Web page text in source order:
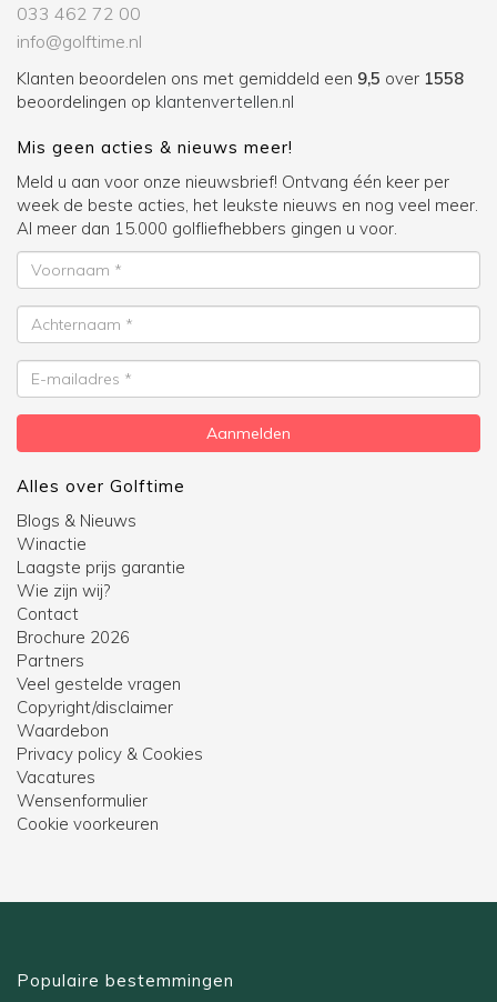
033 462 72 00
info@golftime.nl
Klanten beoordelen ons met gemiddeld een 9,5 over 1558
beoordelingen op klantenvertellen.nl
Mis geen acties & nieuws meer!
Meld u aan voor onze nieuwsbrief! Ontvang één keer per
week de beste acties, het leukste nieuws en nog veel meer.
Al meer dan 15.000 golfliefhebbers gingen u voor.
Voornaam
Achternaam
E-
mailadres
Aanmelden
Alles over Golftime
Blogs & Nieuws
Winactie
Laagste prijs garantie
Wie zijn wij?
Contact
Brochure 2026
Partners
Veel gestelde vragen
Copyright/disclaimer
Waardebon
Privacy policy & Cookies
Vacatures
Wensenformulier
Cookie voorkeuren
Populaire bestemmingen